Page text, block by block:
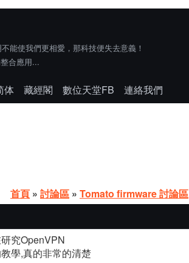
能使我們更相愛，那科技便失去意義！
合應用...
体 藏經閣 數位天堂FB
連絡我們
首頁 » 討論區 » Tomato firmware 討論區
究OpenVPN
學,真的非常的清楚